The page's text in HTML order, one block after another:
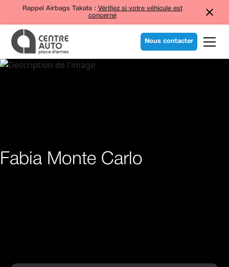
Rappel Airbags Takata : Vérifiez si votre véhicule est
concerné
Nous contacter
Fabia Monte Carlo